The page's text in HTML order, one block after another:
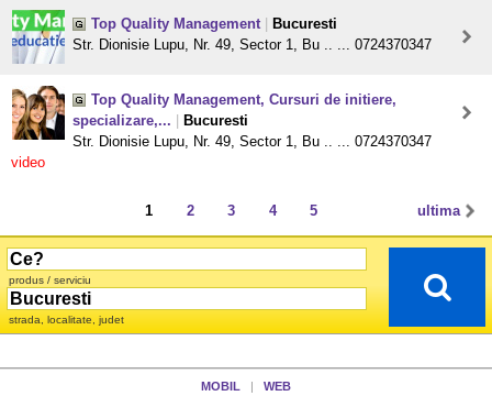
Top Quality Management
Bucuresti
Str. Dionisie Lupu, Nr. 49, Sector 1, Bu .. ... 0724370347
Top Quality Management, Cursuri de initiere,
specializare,...
Bucuresti
Str. Dionisie Lupu, Nr. 49, Sector 1, Bu .. ... 0724370347
video
ultima
1 2 3 4 5
produs / serviciu
strada, localitate, judet
MOBIL WEB